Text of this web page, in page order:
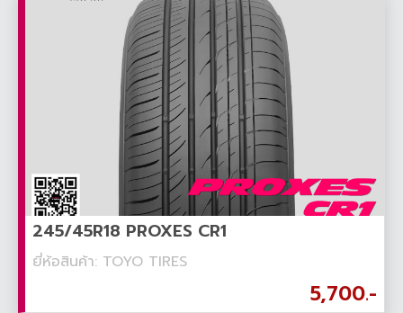
245/45R18 PROXES CR1
ยี่ห้อสินค้า: TOYO TIRES
5,700.-